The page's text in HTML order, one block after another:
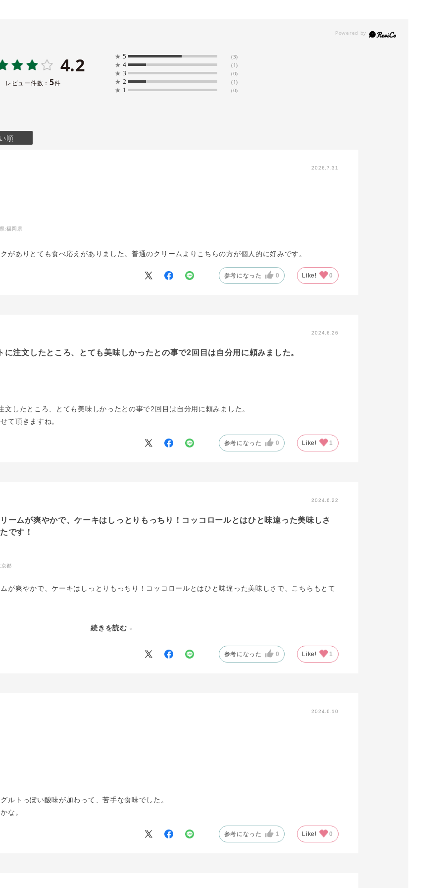
4.2
レビュー件数： 5件
★ 5 (3)
★ 4 (1)
★ 3 (0)
★ 2 (1)
★ 1 (0)
順
2026.7.31
:福岡県
がありとても食べ応えがありました。普通のクリームよりこちらの方が個人的に好みです。
参考になった 0 Like! 0
2024.6.26
注文したところ、とても美味しかったとの事で2回目は自分用に頼みました。
したところ、とても美味しかったとの事で2回目は自分用に頼みました。
て頂きますね。
参考になった 0 Like! 1
2024.6.22
ームが爽やかで、ケーキはしっとりもっちり！コッコロールとはひと味違った美味しさ
です！
京都
が爽やかで、ケーキはしっとりもっちり！コッコロールとはひと味違った美味しさで、こちらもとて
ズ好きさんにオススメです?続きを読む
参考になった 0 Like! 1
2024.6.10
ルトっぽい酸味が加わって、苦手な食味でした。
な。
参考になった 1 Like! 0